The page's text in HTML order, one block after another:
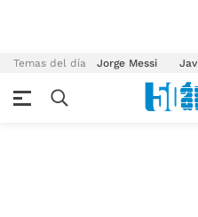
Temas del día Jorge Messi